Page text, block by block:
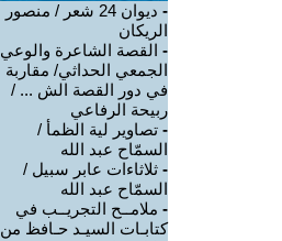
-
ديوان 24 شعر / منصور
الريكان
- القصة الشاعرة والوعي
الجمعي الحداثي/ مقاربة
في دور القصة الش ... /
ربيحة الرفاعي
- تصاوير لية الظمأ /
السمّاح عبد الله
- ثلاثاءات عابر سبيل /
السمّاح عبد الله
- ملامــح التجريــب في
كتابـات السيـد حـافظ من